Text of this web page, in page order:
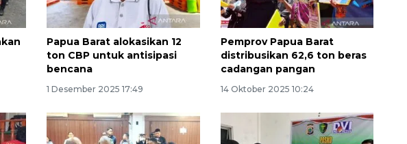
Papua Barat alokasikan 12
ton CBP untuk antisipasi
bencana
1 Desember 2025 17:49
Pemprov Papua Barat
distribusikan 62,6 ton beras
cadangan pangan
14 Oktober 2025 10:24
Memberantas kejahatan
jalanan Jakarta
2026-08-05 18:00:00